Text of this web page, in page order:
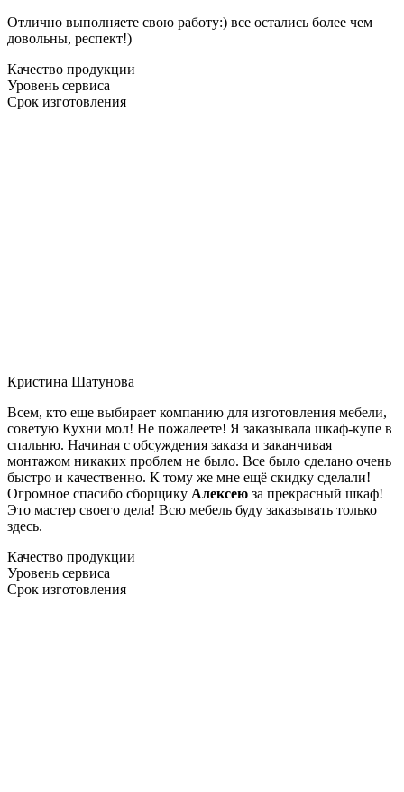
Отлично выполняете свою работу:) все остались более чем
довольны, респект!)
Качество продукции
Уровень сервиса
Срок изготовления
Кристина Шатунова
Всем, кто еще выбирает компанию для изготовления мебели,
советую Кухни мол! Не пожалеете! Я заказывала шкаф-купе в
спальню. Начиная с обсуждения заказа и заканчивая
монтажом никаких проблем не было. Все было сделано очень
быстро и качественно. К тому же мне ещё скидку сделали!
Огромное спасибо сборщику Алексею за прекрасный шкаф!
Это мастер своего дела! Всю мебель буду заказывать только
здесь.
Качество продукции
Уровень сервиса
Срок изготовления